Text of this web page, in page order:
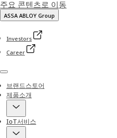
주요 콘텐츠로 이동
ASSA ABLOY Group
Investors
Career
Menu
브랜드스토어
제품소개
IoT서비스